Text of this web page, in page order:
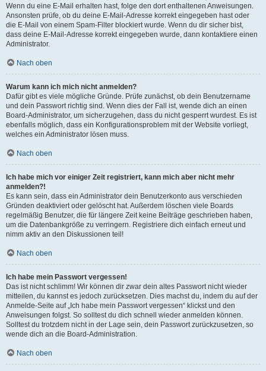
Wenn du eine E-Mail erhalten hast, folge den dort enthaltenen Anweisungen.
Ansonsten prüfe, ob du deine E-Mail-Adresse korrekt eingegeben hast oder
die E-Mail von einem Spam-Filter blockiert wurde. Wenn du dir sicher bist,
dass deine E-Mail-Adresse korrekt eingegeben wurde, dann kontaktiere einen
Administrator.
Nach oben
Warum kann ich mich nicht anmelden?
Dafür gibt es viele mögliche Gründe. Prüfe zunächst, ob dein Benutzername
und dein Passwort richtig sind. Wenn dies der Fall ist, wende dich an einen
Board-Administrator, um sicherzugehen, dass du nicht gesperrt wurdest. Es ist
ebenfalls möglich, dass ein Konfigurationsproblem mit der Website vorliegt,
welches ein Administrator lösen muss.
Nach oben
Ich habe mich vor einiger Zeit registriert, kann mich aber nicht mehr
anmelden?!
Es kann sein, dass ein Administrator dein Benutzerkonto aus verschieden
Gründen deaktiviert oder gelöscht hat. Außerdem löschen viele Boards
regelmäßig Benutzer, die für längere Zeit keine Beiträge geschrieben haben,
um die Datenbankgröße zu verringern. Registriere dich einfach erneut und
nimm aktiv an den Diskussionen teil!
Nach oben
Ich habe mein Passwort vergessen!
Das ist nicht schlimm! Wir können dir zwar dein altes Passwort nicht wieder
mitteilen, du kannst es jedoch zurücksetzen. Dies machst du, indem du auf der
Anmelde-Seite auf „Ich habe mein Passwort vergessen“ klickst und den
Anweisungen folgst. So solltest du dich schnell wieder anmelden können.
Solltest du trotzdem nicht in der Lage sein, dein Passwort zurückzusetzen, so
wende dich an die Board-Administration.
Nach oben